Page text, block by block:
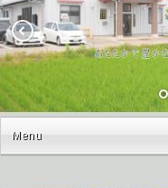
Menu